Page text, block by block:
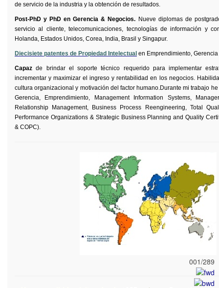
de servicio de la industria y la obtención de resultados.
Post-PhD y PhD en Gerencia & Negocios. Nueve diplomas de
servicio al cliente, telecomunicaciones, tecnologías de información y
Holanda, Estados Unidos, Corea, India, Brasil y Singapur.
Diecisiete patentes de Propiedad Intelectual en Emprendimiento,
Capaz de brindar el soporte técnico requerido para implementar
incrementar y maximizar el ingreso y rentabilidad en los negocios.
cultura organizacional y motivación del factor humano. Durante mitrabajo he
Gerencia
Emprendimiento , Management Information Systems,
Relationship Management, Business Process Reengineering, Total
Performance Organizations & Strategic Business Planning and Quality
& COPC).
Experiencia del Equipo de trabajo de
001/289